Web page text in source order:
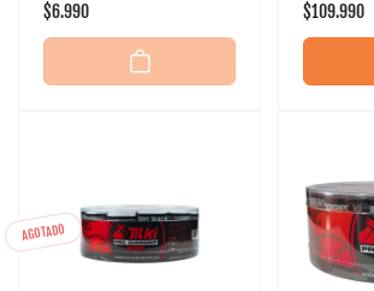
Precio
habitual
$6.990
Precio
habitual
$109.990
AGOTADO